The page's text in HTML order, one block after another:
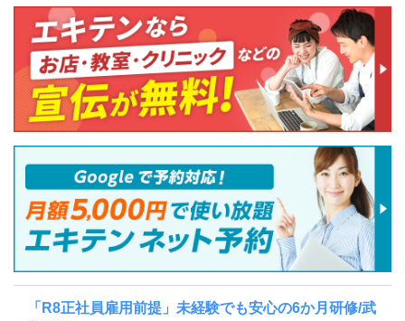
「R8正社員雇用前提」未経験でも安心の6か月研修/武